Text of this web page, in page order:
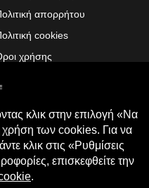
απορρήτου
cookies
χρήσης